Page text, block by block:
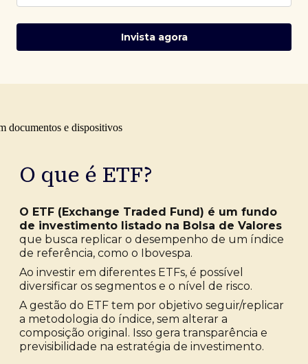
Invista agora
O que é ETF?
O ETF (Exchange Traded Fund) é um fundo
de investimento listado na Bolsa de Valores
que busca replicar o desempenho de um índice
de referência, como o Ibovespa.
Ao investir em diferentes ETFs, é possível
diversificar os segmentos e o nível de risco.
A gestão do ETF tem por objetivo seguir/replicar
a metodologia do índice, sem alterar a
composição original. Isso gera transparência e
previsibilidade na estratégia de investimento.